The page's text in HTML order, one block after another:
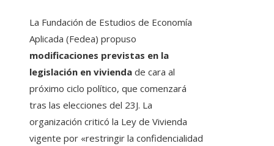
La Fundación de Estudios de Economía
Aplicada (Fedea) propuso
modificaciones previstas en la
legislación en vivienda de cara al
próximo ciclo político, que comenzará
tras las elecciones del 23J. La
organización criticó la Ley de Vivienda
vigente por «restringir la confidencialidad